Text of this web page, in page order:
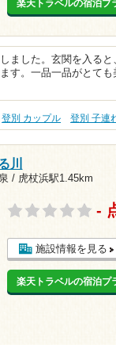
楽天トラベルの宿泊プ
ました。玄関を入る
す。一品一品がとて
登別 カップル 登別 子連
川
/ 虎杖浜駅1.45km
-
施設情報を見る
楽天トラベルの宿泊プ